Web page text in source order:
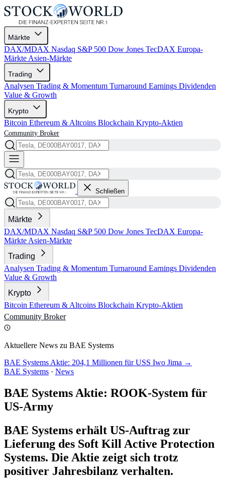
Märkte
DAX/MDAX Nasdaq S&P 500 Dow Jones TecDAX Europa-
Märkte Asien-Märkte
Trading
Analysen Trading & Momentum Turnaround Earnings Dividenden
Value & Growth
Krypto
Bitcoin Ethereum & Altcoins Blockchain Krypto-Aktien
Community Broker
Schließen
Märkte
DAX/MDAX Nasdaq S&P 500 Dow Jones TecDAX Europa-
Märkte Asien-Märkte
Trading
Analysen Trading & Momentum Turnaround Earnings Dividenden
Value & Growth
Krypto
Bitcoin Ethereum & Altcoins Blockchain Krypto-Aktien
Community Broker
Aktuellere News zu BAE Systems
BAE Systems Aktie: 204,1 Millionen für USS Iwo Jima →
BAE Systems · News
BAE Systems Aktie: ROOK-System für
US-Army
BAE Systems erhält US-Auftrag zur
Lieferung des Soft Kill Active Protection
Systems. Die Aktie zeigt sich trotz
positiver Jahresbilanz verhalten.